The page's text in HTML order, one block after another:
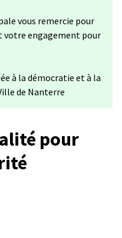
onglet)
vous remercie pour
engagement pour
à la démocratie et à la
de Nanterre
pour